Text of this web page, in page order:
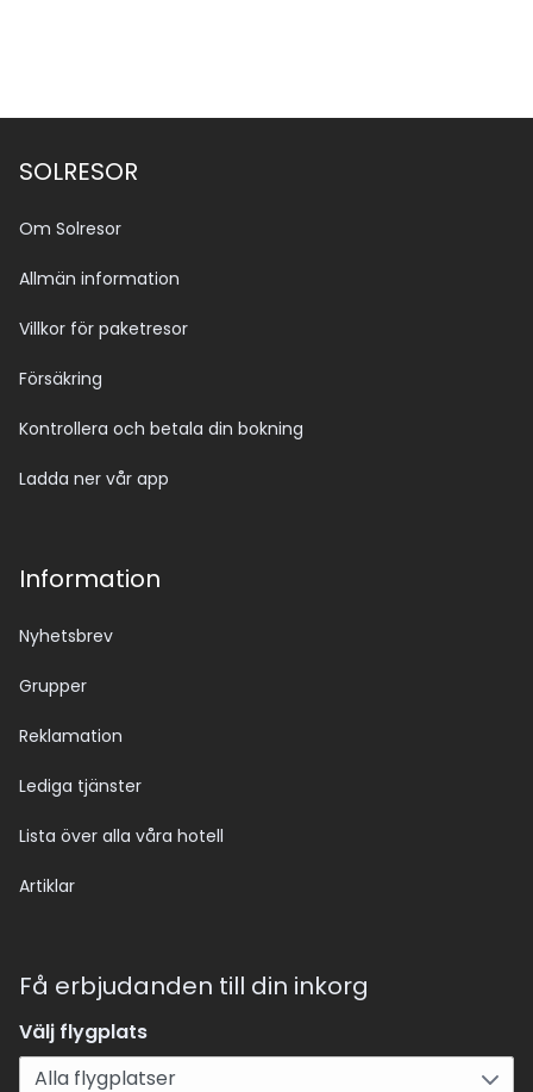
SOLRESOR
Om Solresor
Allmän information
Villkor för paketresor
Försäkring
Kontrollera och betala din bokning
Ladda ner vår app
Information
Nyhetsbrev
Grupper
Reklamation
Lediga tjänster
Lista över alla våra hotell
Artiklar
Få erbjudanden till din inkorg
Välj flygplats